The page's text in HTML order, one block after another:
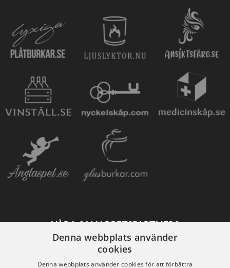
VÅRA SAMARBETSPARTNERS
Denna webbplats använder
cookies
Denna webbplats använder cookies för att förbättra